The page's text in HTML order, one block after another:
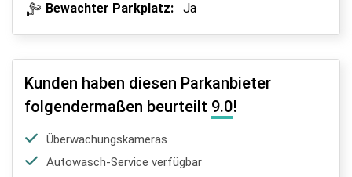
Bewachter Parkplatz: Ja
Kunden haben diesen Parkanbieter
folgendermaßen beurteilt 9.0!
Überwachungskameras
Autowasch-Service verfügbar